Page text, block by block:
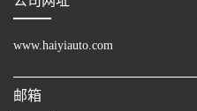
www.haiyiauto.com
邮箱